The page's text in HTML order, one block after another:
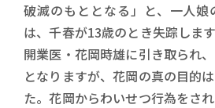
破滅のもととなる」と、一人
は、千春が13歳のとき失踪しま
開業医・花岡時雄に引き取られ
となりますが、花岡の真の目的
た。花岡からわいせつ行為をさ